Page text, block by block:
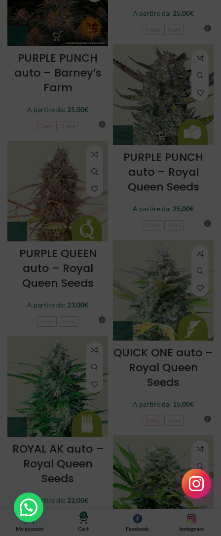
A partire da: 25,00€
PURPLE PUNCH
auto – Barney’s
Farm
A partire da: 25,00€
3 semi
PURPLE PUNCH
auto – Royal
Queen Seeds
A partire da: 25,00€
PURPLE QUEEN
auto – Royal
Queen Seeds
A partire da: 23,00€
QUICK ONE auto –
Royal Queen
Seeds
A partire da: 15,00€
3 semi
ROYAL AK auto –
Royal Queen
Seeds
A partire da: 22,00€
3 semi
My account
0
Cart Facebook Instagram